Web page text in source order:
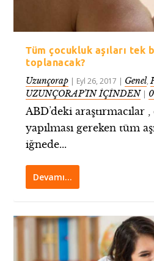
Tüm çocukluk aşıları tek
toplanacak?
Uzunçorap | Eyl 26, 2017 | Genel,
UZUNÇORAP’IN İÇİNDEN|
ABD’deki araştırmacılar
yapılması gereken tüm
iğnede...
Devamı…